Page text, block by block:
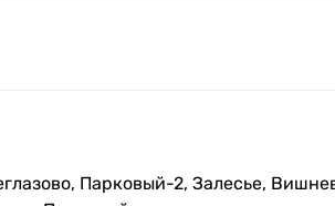
Парковый-2, Залесье,